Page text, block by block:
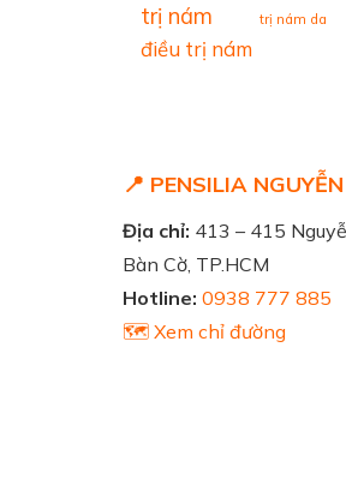
trị nám trị nám da
điều trị nám
📍 PENSILIA
Địa chỉ: 413 – 415
Bàn Cờ, TP.HCM
Hotline: 0938 777 885
🗺️ Xem chỉ đường